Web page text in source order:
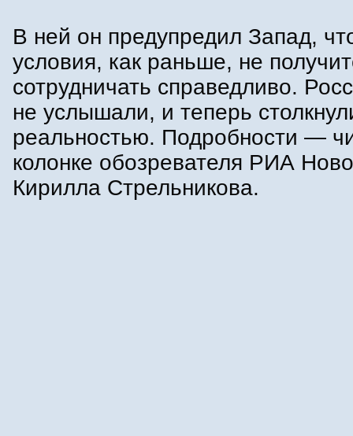
В ней он предупредил Запад,
условия, как раньше, не
сотрудничать справедливо.
не услышали, и теперь
реальностью. Подробности —
колонке обозревателя РИА
Кирилла Стрельникова.